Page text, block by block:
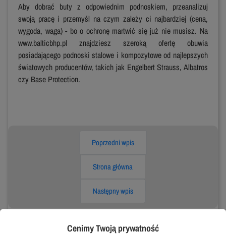
Aby dobrać buty z odpowiednim podnoskiem, przeanalizuj
swoją pracę i przemyśl na czym zależy ci najbardziej (cena,
wygoda, waga) - bo o ochronę martwić się już nie musisz. Na
www.balticbhp.pl znajdziesz szeroką ofertę obuwia
posiadającego podnoski stalowe i kompozytowe od najlepszych
światowych producentów, takich jak Engelbert Strauss, Albatros
czy Base Protection.
Poprzedni wpis
Strona główna
Następny wpis
Cenimy Twoją prywatność